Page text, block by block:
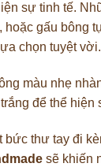
sự tinh tế.
hoặc gấu bông
chọn tuyệt vời.
màu nhẹ
để thể hiện
bức thư tay đi
sẽ khiến